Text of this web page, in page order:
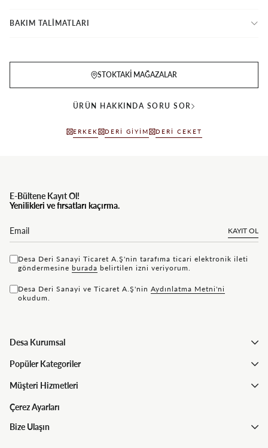
BAKIM TALİMATLARI
STOKTAKI MAĞAZALAR
ÜRÜN HAKKINDA SORU SOR
ERKEK DERI GIYIM DERI CEKET
E-Bültene Kayıt Ol!
Yenilikleri ve fırsatları kaçırma.
KAYIT OL
Desa Deri Sanayi Ticaret A.Ş'nin tarafıma ticari elektronik ileti
göndermesine bu rada belirtilen izni veriyorum.
Desa Deri Sanayi ve Ticaret A.Ş'nin Aydınlatma Metni'ni
okudum.
Desa Kurumsal
Popüler Kategoriler
Müşteri Hizmetleri
Çerez Ayarları
Bize Ulaşın